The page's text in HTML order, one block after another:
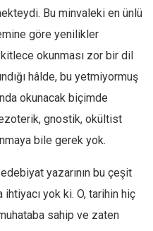
Bu minvaleki en ünlü
göre yenilikler
kitlece okunması zor bir dil
hâlde, bu yetmiyormuş
okunacak biçimde
gnostik, okültist
bile gerek yok.
yazarının bu çeşit
yok ki. O, tarihin hiç
sahip ve zaten